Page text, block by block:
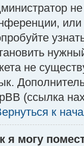
не
(ссылка
к
я могу